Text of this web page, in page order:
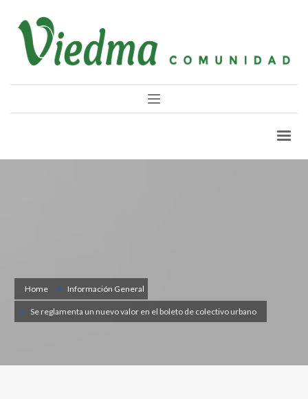
Home Información General
Se reglamenta un nuevo valor en el boleto de colectivo urbano